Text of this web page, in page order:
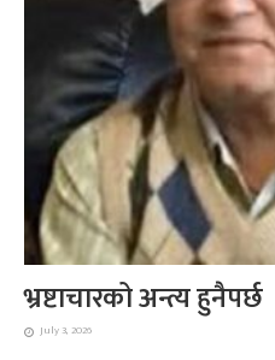
भ्रष्टाचारको अन्त्य हुनैपर्छ
July 3, 2026